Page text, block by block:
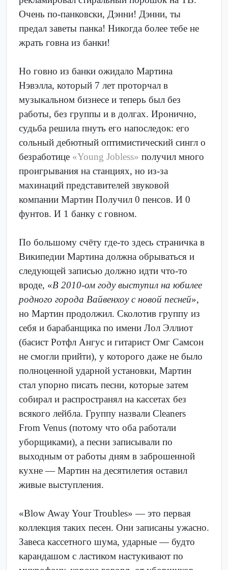
Очень по-панковски, Дэнни! Дэнни, ты
предал заветы панка! Никогда более тебе не
жрать говна из банки!
Но говно из банки ожидало Мартина
Нэвэлла, который 7 лет проторчал в
музыкальном бизнесе и теперь был без
работы, без группы и в долгах. Иронично,
судьба решила пнуть его напоследок: его
сольный дебютный оптимистический сингл о
безработице «Young Jobless» получил много
проигрывания на станциях, но из-за
махинаций представителей звуковой
компании Мартин Получил 0 пенсов. И 0
фунтов. И 1 банку с говном.
По большому счёту где-то здесь страничка в
Википедии Мартина должна обрываться и
следующей записью должно идти что-то
вроде, «В 2010-ом году выступил на юбилее
родного города Вайвенхоу с новой песней»,
но Мартин продолжил. Сколотив группу из
себя и барабанщика по имени Лол Эллиот
(басист Ротфл Ангус и гитарист Омг Самсон
не смогли прийти), у которого даже не было
полноценной ударной установки, Мартин
стал упорно писать песни, которые затем
собирал и распространял на кассетах без
всякого лейбла. Группу назвали Cleaners
From Venus (потому что оба работали
уборщиками), а песни записывали по
выходным от работы дням в заброшенной
кухне — Мартин на десятилетия оставил
живые выступления.
«Blow Away Your Troubles» — это первая
коллекция таких песен. Они записаны ужасно.
Завеса кассетного шума, ударные — будто
карандашом с ластиком настукивают по